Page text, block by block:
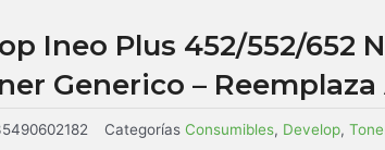
Ineo Plus 452/552/652
Generico – Reemplaza
Categorías Consumibles, Develop,